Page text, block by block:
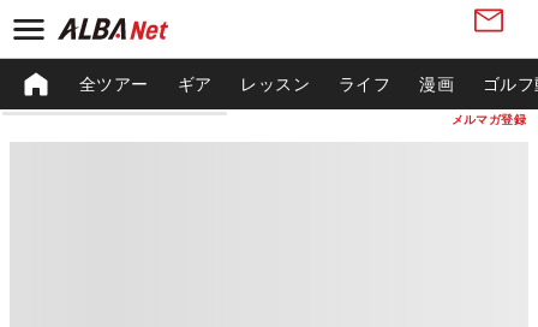
メルマガ登録
全ツアー ギア レッスン ライフ 漫画 ゴル